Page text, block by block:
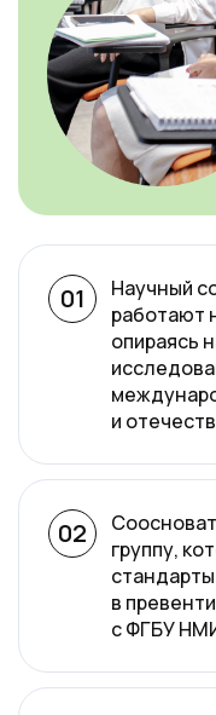
01
Научный
работают
опираясь
и
02
группу,
в
с ФГБУ